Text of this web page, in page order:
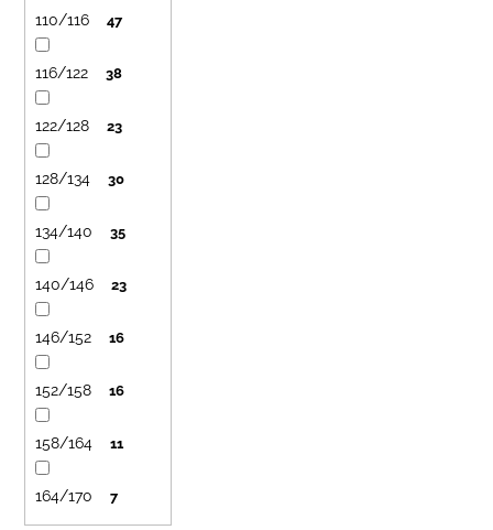
110/116 47
116/122 38
122/128 23
128/134 30
134/140 35
140/146 23
146/152 16
152/158 16
158/164 11
164/170 7